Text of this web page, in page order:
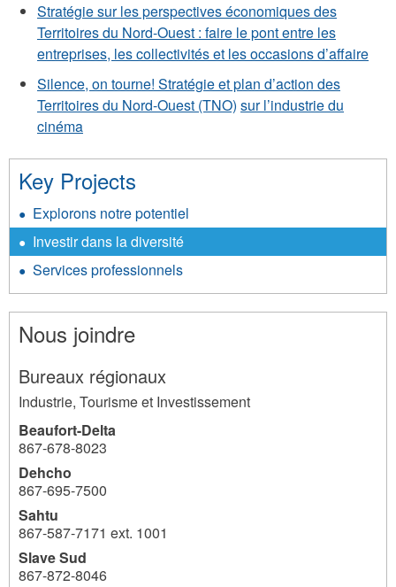
Stratégie sur les perspectives économiques des
Territoires du Nord-Ouest : faire le pont entre les
entreprises, les collectivités et les occasions d’affaire
Silence, on tourne! Stratégie et plan d’action des
Territoires du Nord-Ouest (TNO) sur l’industrie du
cinéma
Key Projects
Explorons notre potentiel
Investir dans la diversité
Services professionnels
Nous joindre
Bureaux régionaux
Industrie, Tourisme et Investissement
Beaufort-Delta
867-678-8023
Dehcho
867-695-7500
Sahtu
867-587-7171 ext. 1001
Slave Sud
867-872-8046